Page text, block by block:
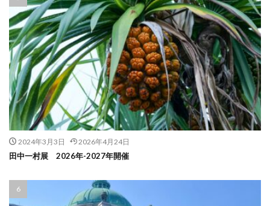
2024年3月3日 2026年4月24日
田中一村展 2026年-2027年開催